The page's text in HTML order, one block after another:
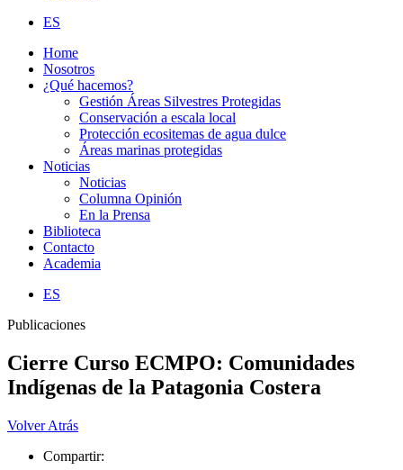
ES
Home
Nosotros
¿Qué hacemos?
Gestión Áreas Silvestres Protegidas
Conservación a escala local
Protección ecositemas de agua dulce
Áreas marinas protegidas
Noticias
Noticias
Columna Opinión
En la Prensa
Biblioteca
Contacto
Academia
ES
Publicaciones
Cierre Curso ECMPO: Comunidades
Indígenas de la Patagonia Costera
Volver Atrás
Compartir: